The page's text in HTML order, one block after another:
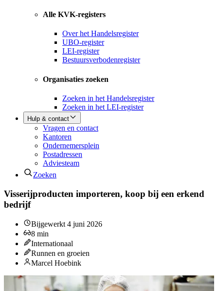
Alle KVK-registers
Over het Handelsregister
UBO-register
LEI-register
Bestuursverbodenregister
Organisaties zoeken
Zoeken in het Handelsregister
Zoeken in het LEI-register
Hulp & contact
Vragen en contact
Kantoren
Ondernemersplein
Postadressen
Adviesteam
Zoeken
Visserijproducten importeren, koop bij een erkend
bedrijf
Bijgewerkt 4 juni 2026
8 min
Internationaal
Runnen en groeien
Marcel Hoebink